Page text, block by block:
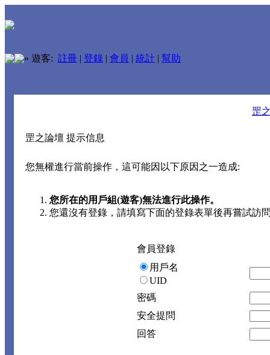
» 遊客: 註冊 | 登錄 | 會員 | 統計 | 幫助
罡
罡之論壇 提示信息
您無權進行當前操作，這可能因以下原因之一造成:
您所在的用戶組(遊客)無法進行此操作。
您還沒有登錄，請填寫下面的登錄表單後再嘗試訪
會員登錄
用戶名
UID
密碼
安全提問
回答